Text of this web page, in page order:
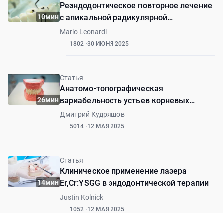
10мин
Реэндодонтическое повторное лечение
с апикальной радикулярной
перфорацией зуба 11: академический
научный отчет о случае.
Mario Leonardi
1802 30 ИЮНЯ 2025
26мин
Статья
Анатомо-топографическая
вариабельность устьев корневых
каналов моляров верхней челюсти
Дмитрий Кудряшов
5014 12 МАЯ 2025
14мин
Статья
Клиническое применение лазера
Er,Cr:YSGG в эндодонтической терапии
Justin Kolnick
1052 12 МАЯ 2025